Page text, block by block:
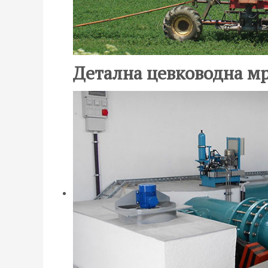
Детална цевководна